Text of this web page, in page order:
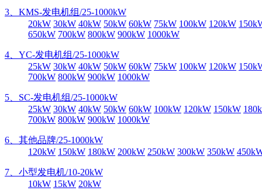
3、KMS-发电机组/25-1000kW
20kW 30kW 40kW 50kW 60kW 75kW 100kW 120kW
650kW 700kW 800kW 900kW 1000kW
4、YC-发电机组/25-1000kW
25kW 30kW 40kW 50kW 60kW 75kW 100kW 120kW
700kW 800kW 900kW 1000kW
5、SC-发电机组/25-1000kW
25kW 30kW 40kW 50kW 60kW 100kW 120kW 150kW
700kW 800kW 900kW 1000kW
6、其他品牌/25-1000kW
120kW 150kW 180kW 200kW 250kW 300kW 350kW
7、小型发电机/10-20kW
10kW 15kW 20kW